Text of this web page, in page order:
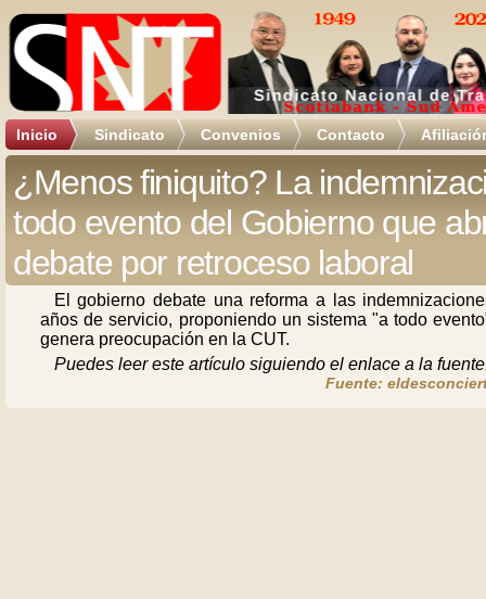
Inicio Sindicato Convenios Contacto
¿Menos finiquito? La
todo evento del Gobierno que
debate por retroceso laboral
El gobierno debate una reforma a las
años de servicio, proponiendo un sistema "a todo
genera preocupación en la CUT.
Puedes leer este artículo siguiendo el enlace a la
Fuente: